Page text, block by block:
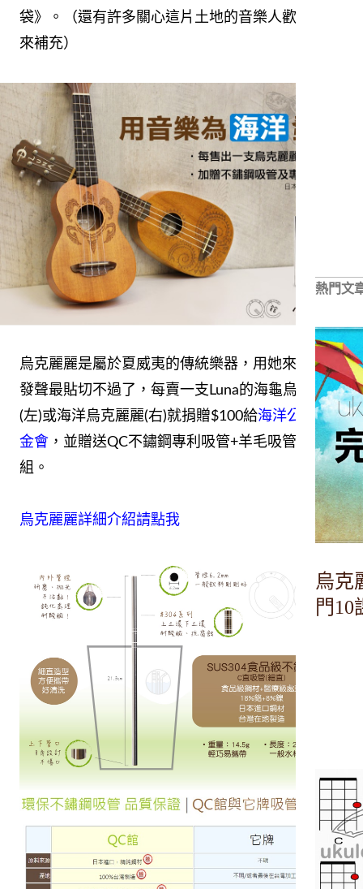
袋》。（還有許多關心這片土地的音樂人歡迎大家
來補充）
烏克麗麗是屬於夏威夷的傳統樂器，用她來為海洋
發聲最貼切不過了，每賣一支Luna的海龜烏克麗麗
(左)或海洋烏克麗麗(右)就捐贈$100給海洋公民基
金會 ，並贈送QC不鏽鋼專利吸管+羊毛吸管刷一
組。
烏克麗麗詳細介紹請點我
熱門文
烏克
門10